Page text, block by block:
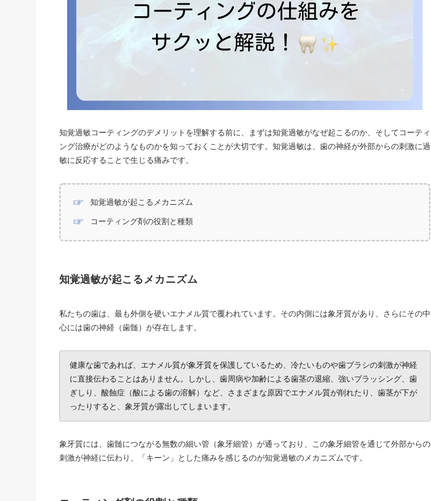
知覚過敏コーティングのデメリットを理解する前に、まずは知覚過敏がなぜ起こるのか、そしてコーティ
ング治療がどのようなものかを知っておくことが大切です。知覚過敏は、歯の神経が外部からの刺激に過
敏に反応することで生じる痛みです。
知覚過敏が起こるメカニズム
コーティング剤の役割と種類
知覚過敏が起こるメカニズム
私たちの歯は、最も外側を硬いエナメル質で覆われています。その内側には象牙質があり、さらにその中
心には歯の神経（歯髄）が存在します。
健康な歯であれば、エナメル質が象牙質を保護しているため、冷たいものや歯ブラシの刺激が神経
に直接伝わることはありません。しかし、歯周病や加齢による歯茎の退縮、強いブラッシング、歯
ぎしり、酸蝕症（酸による歯の溶解）など、さまざまな原因でエナメル質が削れたり、歯茎が下が
ったりすると、象牙質が露出してしまいます。
象牙質には、歯髄につながる無数の細い管（象牙細管）が通っており、この象牙細管を通じて外部からの
刺激が神経に伝わり、「キーン」とした痛みを感じるのが知覚過敏のメカニズムです。